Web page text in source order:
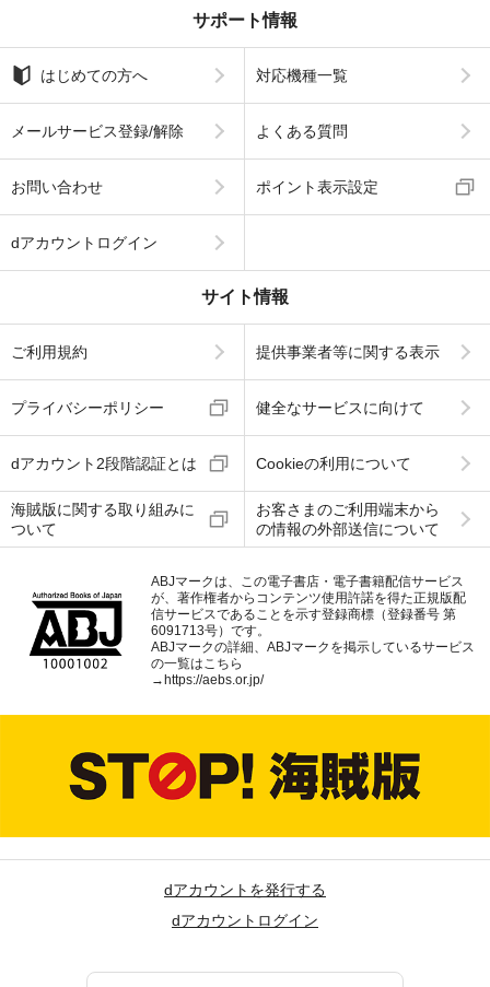
サポート情報
はじめての方へ 対応機種一覧
メールサービス登録/解除 よくある質問
お問い合わせ ポイント表示設定
dアカウントログイン
サイト情報
ご利用規約 提供事業者等に関する表示
プライバシーポリシー 健全なサービスに向けて
dアカウント2段階認証とは Cookieの利用について
海賊版に関する取り組みに
ついて
お客さまのご利用端末から
の情報の外部送信について
ABJマークは、この電子書店・電子書籍配信サービス
が、著作権者からコンテンツ使用許諾を得た正規版配
信サービスであることを示す登録商標（登録番号 第
6091713号）です。
ABJマークの詳細、ABJマークを掲示しているサービス
の一覧はこちら
→https://aebs.or.jp/
dアカウントを発行する
dアカウントログイン